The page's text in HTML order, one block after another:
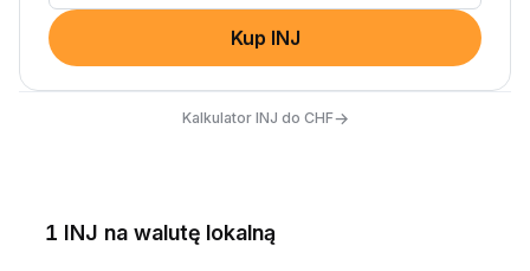
Kup INJ
Kalkulator INJ do CHF→
1 INJ na walutę lokalną